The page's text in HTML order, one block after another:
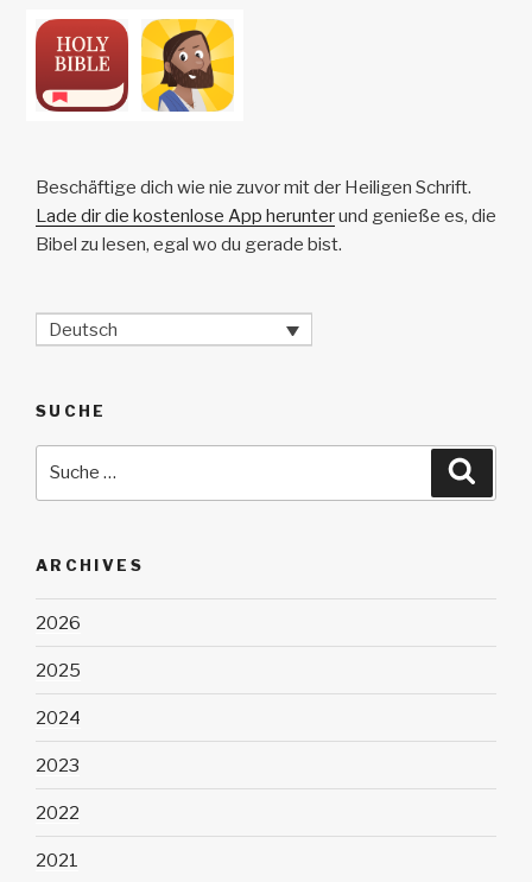
Beschäftige dich wie nie zuvor mit der Heiligen Schrift.
Lade dir die kostenlose App herunterund genieße es, die
Bibel zu lesen, egal wo du gerade bist.
Deutsch
SUCHE
ARCHIVES
2026
2025
2024
2023
2022
2021